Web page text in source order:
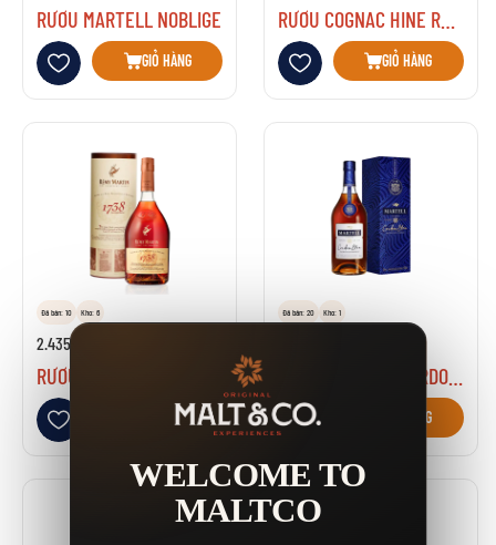
RƯỢU MARTELL NOBLIGE
Thêm vào danh sách yêu thích
GIỎ HÀNG
RƯỢU COGNAC HINE RARE THE ORIGINAL COGNAC FINE CHAMPAGNE
Thêm vào danh sách yêu thích
GIỎ HÀNG
Đã bán: 10 Kho: 6
2.435.000₫
Thêm vào danh sách yêu thích
GIỎ HÀNG
Đã bán: 20 Kho: 1
RƯỢU MARTELL CORDON BLEU
Thêm vào danh sách yêu thích
GIỎ HÀNG
WELCOME TO
MALTCO